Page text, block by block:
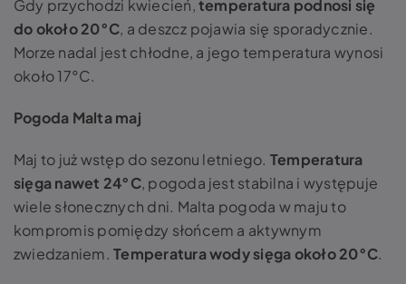
Gdy przychodzi kwiecień,temperatura podnosi się
do około 20°C, a deszcz pojawia się sporadycznie.
Morze nadal jest chłodne, a jego temperatura wynosi
około 17°C.
Pogoda Malta maj
Maj to już wstęp do sezonu letniego. Temperatura
sięga nawet 24°C, pogoda jest stabilna i występuje
wiele słonecznych dni. Malta pogoda w maju to
kompromis pomiędzy słońcem a aktywnym
zwiedzaniem.Temperatura wody sięga około 20°C.